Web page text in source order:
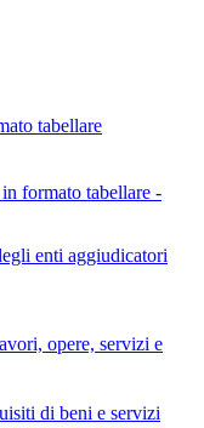
tabellare
formato tabellare -
enti aggiudicatori
opere, servizi e
di beni e servizi